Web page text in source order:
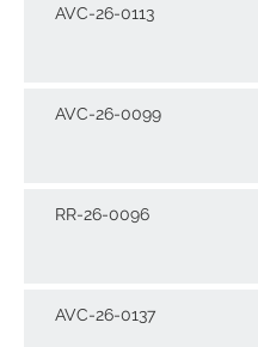
AVC-26-0113
AVC-26-0099
RR-26-0096
AVC-26-0137